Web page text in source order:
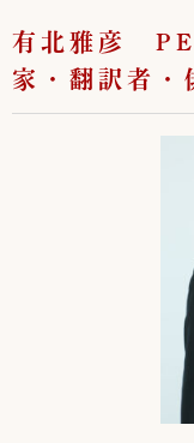
有北雅彦
家・翻訳者・